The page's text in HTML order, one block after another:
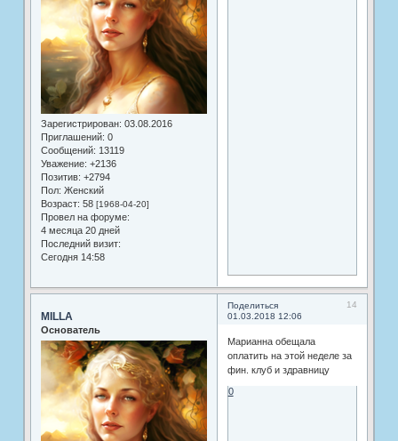
Зарегистрирован: 03.08.2016
Приглашений: 0
Сообщений: 13119
Уважение: +2136
Позитив: +2794
Пол: Женский
Возраст: 58 [1968-04-20]
Провел на форуме:
4 месяца 20 дней
Последний визит:
Сегодня 14:58
Поделиться
14
01.03.2018 12:06
MILLA
Основатель
Марианна обещала
оплатить на этой неделе за
фин. клуб и здравницу
0